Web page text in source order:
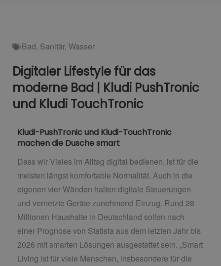
Bad, Sanitär, Wasser
Digitaler Lifestyle für das
moderne Bad | Kludi PushTronic
und Kludi TouchTronic
Kludi-PushTronic und Kludi-TouchTronic
machen die Dusche smart
Dass wir Vieles im Alltag digital bedienen, ist für die
meisten längst komfortable Normalität. Auch in die
eigenen vier Wänden halten digitale Steuerungen
und vernetzte Geräte zunehmend Einzug. Rund 28
Millionen Haushalte in Deutschland sollen nach
einer Prognose von Statista aus dem letzten Jahr bis
2026 mit smarten Lösungen ausgestattet sein. „Smart
Living ist für viele Menschen, insbesondere für die